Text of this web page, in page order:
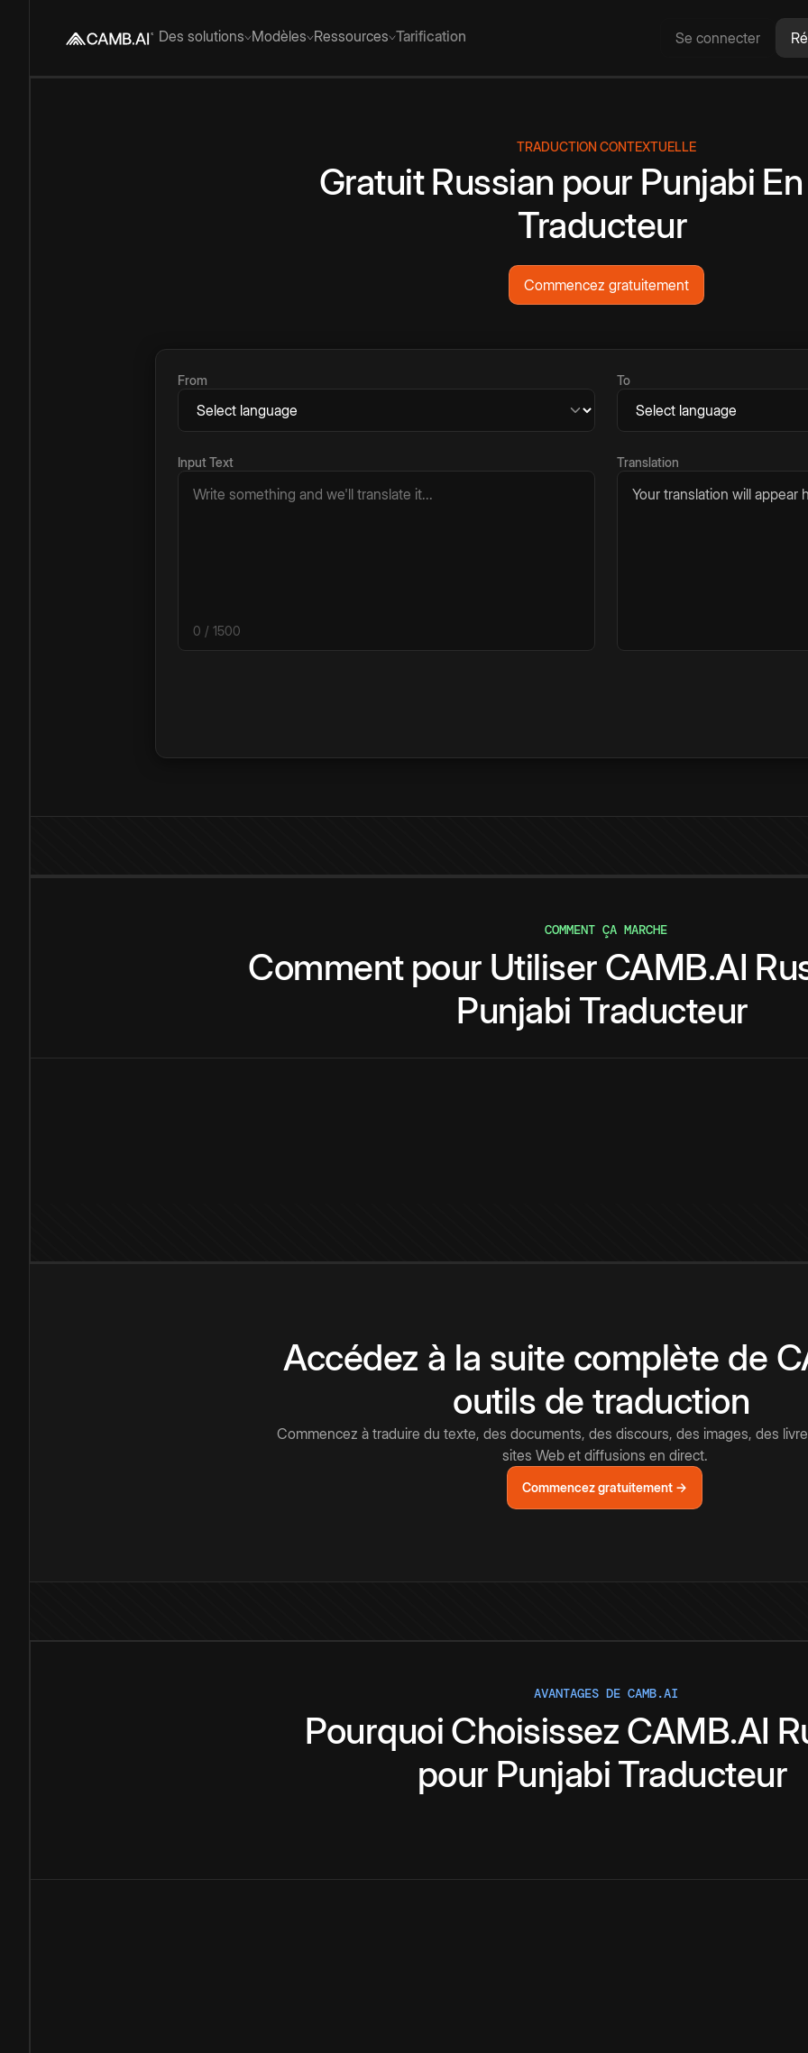
Des solutions Modèles Ressources Tarification Se connecter
TRADUCTION CONTEXTUELLE
GratuitRussian pour Punjabi
Traducteur
Commencez gratuitement
From To
Input Text
0 / 1500
Translation
Your translation will appear
COMMENT ÇA MARCHE
Comment pour Utiliser CAMB.AI
Punjabi Traducteur
Accédez à la suite complète de
outils de traduction
Commencez à traduire du texte, des documents, des discours, des images, des
sites Web et diffusions en direct.
Commencez gratuitement →
AVANTAGES DE CAMB.AI
Pourquoi Choisissez CAMB.AI
pour Punjabi Traducteur